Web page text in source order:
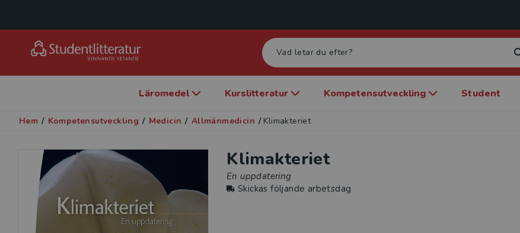
Läromedel Kurslitteratur Kompetensutveckling Student
Hem / Kompetensutveckling / Medicin / Allmänmedicin / Klimakteriet
Klimakteriet
En uppdatering
Skickas följande arbetsdag